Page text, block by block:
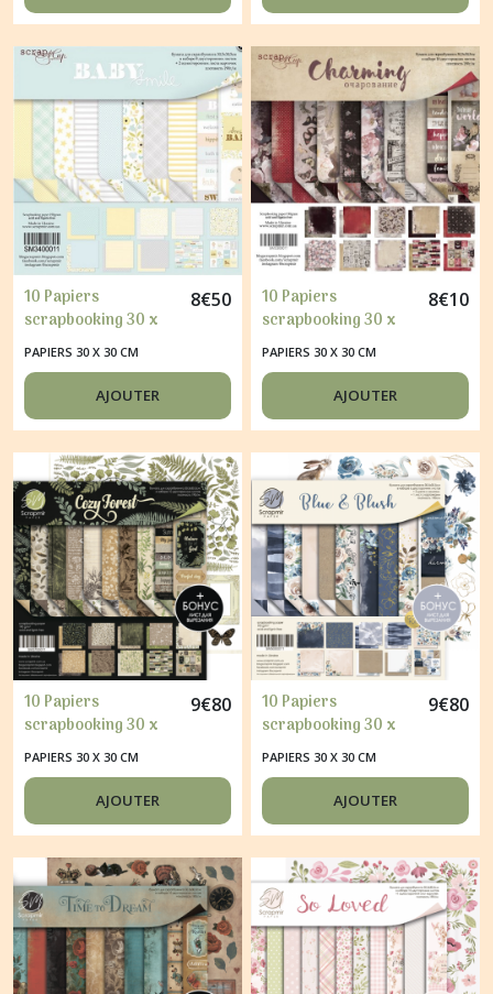
10 Papiers
scrapbooking 30 x
30 cm album faire
part carte Scrapmir
BABY SMILE
8€50
PAPIERS 30 X 30 CM
AJOUTER
10 Papiers
scrapbooking 30 x
30 cm album faire
part carte Scrapmir
CHARMING
8€10
PAPIERS 30 X 30 CM
AJOUTER
10 Papiers
scrapbooking 30 x
30 cm album faire
part carte Scrapmir
COZY FOREST
9€80
PAPIERS 30 X 30 CM
AJOUTER
10 Papiers
scrapbooking 30 x
30 cm album faire
part carte Scrapmir
BLUE & BLUSH
9€80
PAPIERS 30 X 30 CM
AJOUTER